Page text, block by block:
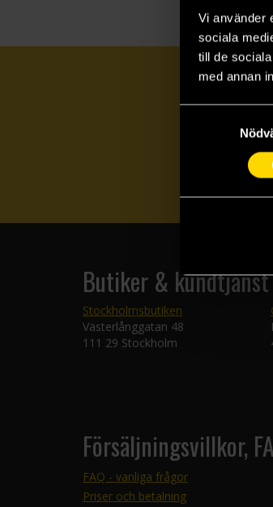
Vi använder
sociala
till de
med annan
Butiker & kundtjänst
Stockholmsbutiken
Västerlånggatan 48
111 29 Stockholm
Försäljningsvillkor,
FAQ - vanliga frågor
Priser och betalning